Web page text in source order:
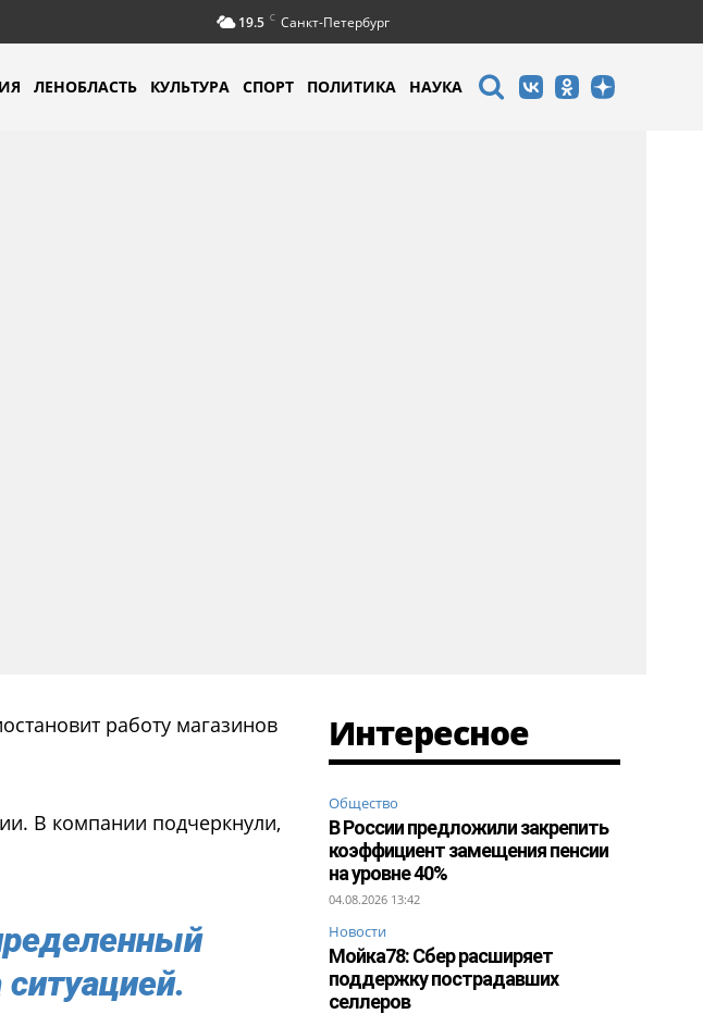
19.5 C Санкт-Петербург
ЛЕНОБЛАСТЬ КУЛЬТУРА СПОРТ ПОЛИТИКА НАУКА
работу магазинов
В компании подчеркнули,
Интересное
Общество
В России предложили закрепить
коэффициент замещения пенсии
на уровне 40%
04.08.2026 13:42
Новости
Мойка78: Сбер расширяет
поддержку пострадавших
селлеров